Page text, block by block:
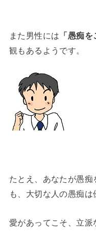
また男性には 「愚痴
観もあるようです。
たとえ、あなたが愚
も、大切な人の愚痴は
愛があってこそ、立派